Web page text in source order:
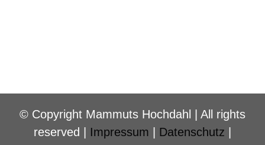
© Copyright Mammuts Hochdahl | All rights
reserved | Impressum Datenschutz